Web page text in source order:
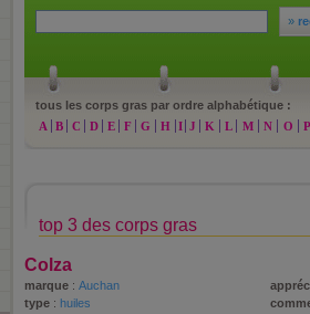
»
tous les corps gras par ordre alphabétique :
A
B C D E F G H I J K L M N O P
top 3 des corps gras
Colza
marque : Auchan
type : huiles